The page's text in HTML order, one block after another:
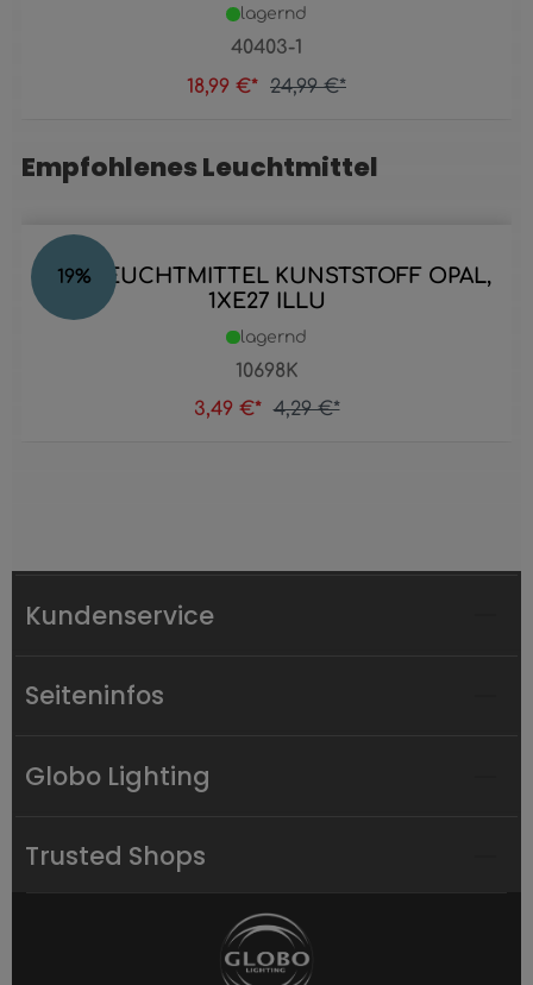
40403-1
lagernd
18,99 €* 24,99 €*
Produktgalerie überspringen
Empfohlenes Leuchtmittel
19%
LED LEUCHTMITTEL KUNSTSTOFF OPAL,
1XE27 ILLU
10698K
lagernd
3,49 €* 4,29 €*
Kundenservice
Seiteninfos
Globo Lighting
Trusted Shops